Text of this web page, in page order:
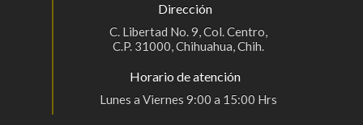
Dirección
C. Libertad No. 9, Col. Centro,
C.P. 31000, Chihuahua, Chih.
Horario de atención
Lunes a Viernes 9:00 a 15:00 Hrs